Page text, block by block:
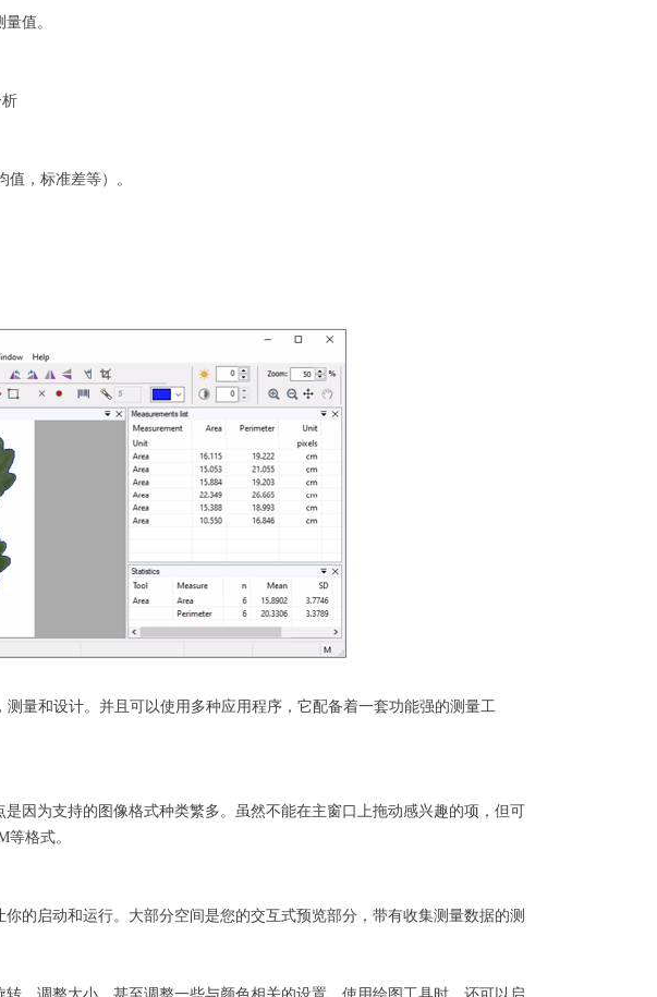
值。
值，标准差等）。
量和设计。并且可以使用多种应用程序，它配备着一套功能强的测量工
因为支持的图像格式种类繁多。虽然不能在主窗口上拖动感兴趣的项，但可
等格式。
的启动和运行。大部分空间是您的交互式预览部分，带有收集测量数据的测